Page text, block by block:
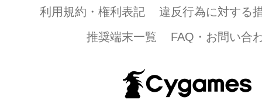
利用規約・権利表記
違反行為に対する
推奨端末一覧
FAQ・お問い合